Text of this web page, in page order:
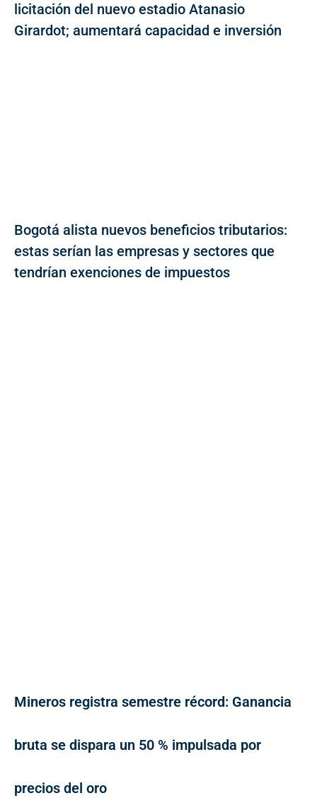
licitación del nuevo estadio Atanasio
Girardot; aumentará capacidad e inversión
Bogotá alista nuevos beneficios tributarios:
estas serían las empresas y sectores que
tendrían exenciones de impuestos
Mineros registra semestre récord: Ganancia
bruta se dispara un 50 % impulsada por
precios del oro